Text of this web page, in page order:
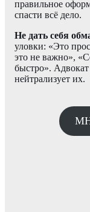
правильное
спасти всё дело.
Не дать себя
уловки: «Это
это не важно»,
быстро».
нейтрализует их.